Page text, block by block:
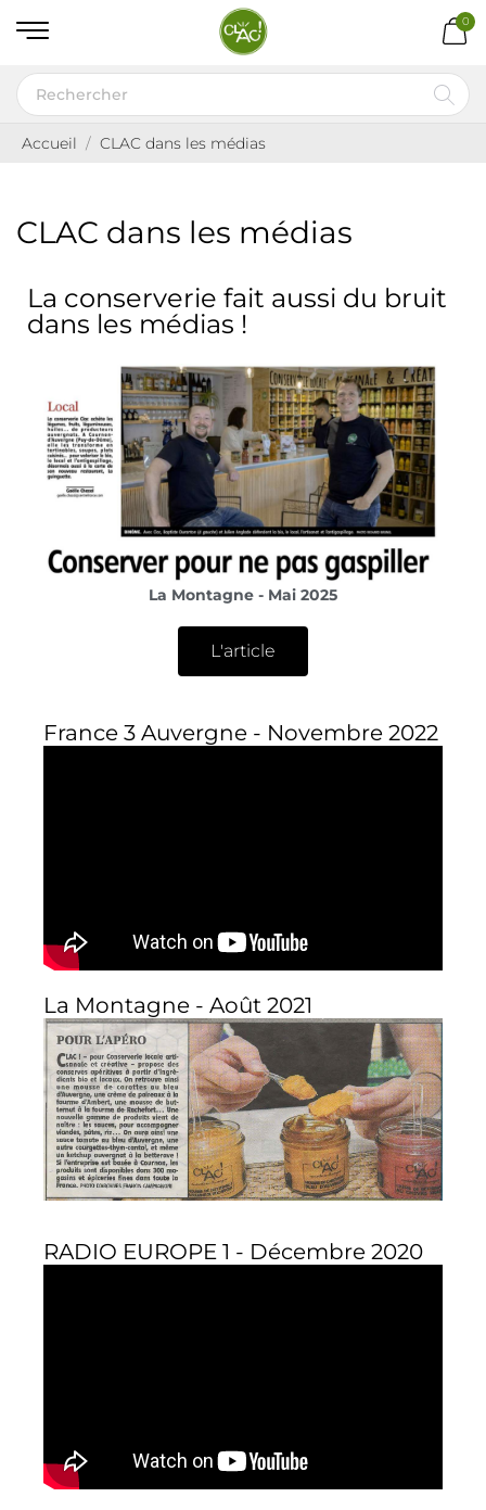
0
Accueil CLAC dans les médias
CLAC dans les médias
La conserverie fait aussi du bruit
dans les médias !
La Montagne - Mai 2025
L'article
France 3 Auvergne - Novembre 2022
La Montagne - Août 2021
RADIO EUROPE 1 - Décembre 2020